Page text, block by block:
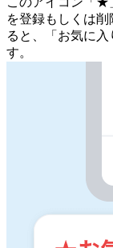
を登録もしくは削
ると、「お気に
す。